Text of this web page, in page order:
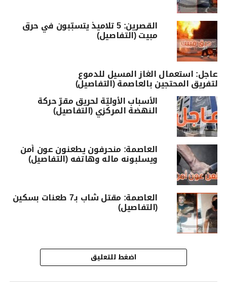
القصرين: 5 تلاميذ يتسبّبون في حرق
مبيت (التفاصيل)
عاجل: استعمال الغاز المسيل للدموع
لتفريق المحتجين بالعاصمة (التفاصيل)
الأسباب الأوليّة لحريق مقرّ حركة
النهضة المركزي (التفاصيل)
العاصمة: منحرفون يطعنون عون أمن
ويسلبونه ماله وهاتفه (التفاصيل)
العاصمة: مقتل شاب بـ7 طعنات بسكين
(التفاصيل)
اضغط للتعليق